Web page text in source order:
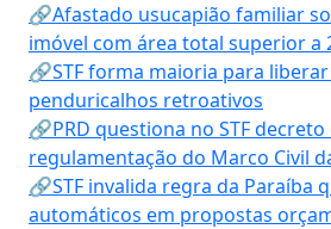
🔗Afastado usucapião familiar
imóvel com área total superior a
🔗STF forma maioria para
penduricalhos retroativos
🔗PRD questiona no STF
regulamentação do Marco Civil
🔗STF invalida regra da Paraíba
automáticos em propostas